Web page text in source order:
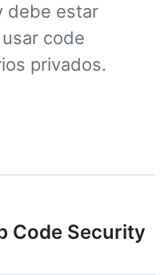
debe estar
code
privados.
Code Security